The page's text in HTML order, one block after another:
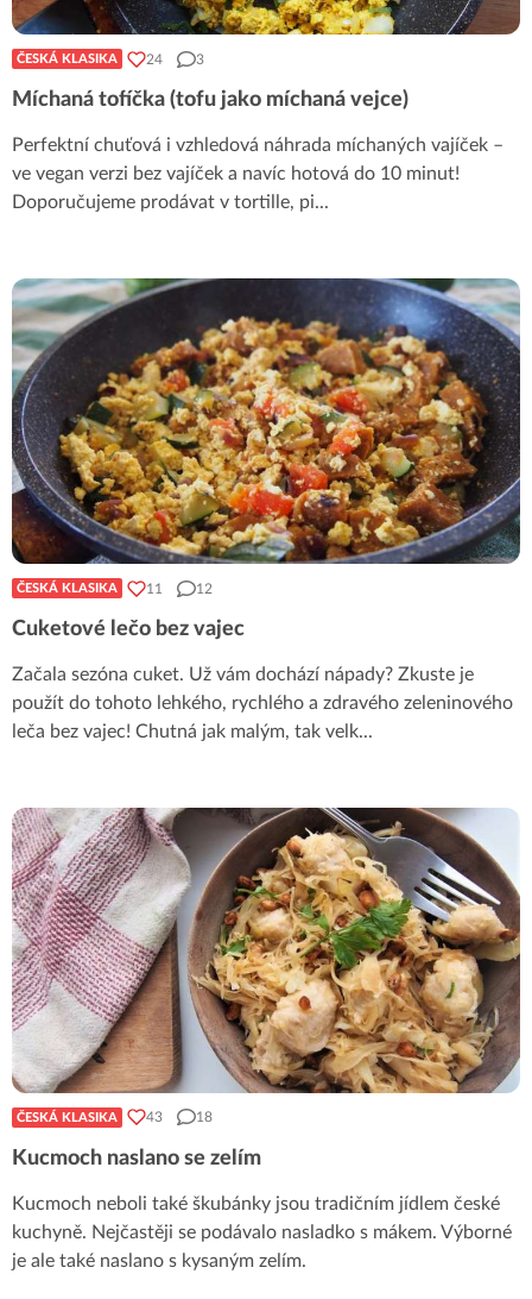
ČESKÁ KLASIKA 24 3
Míchaná tofíčka (tofu jako míchaná vejce)
Perfektní chuťová i vzhledová náhrada míchaných vajíček –
ve vegan verzi bez vajíček a navíc hotová do 10 minut!
Doporučujeme prodávat v tortille, pi...
ČESKÁ KLASIKA 11 12
Cuketové lečo bez vajec
Začala sezóna cuket. Už vám dochází nápady? Zkuste je
použít do tohoto lehkého, rychlého a zdravého zeleninového
leča bez vajec! Chutná jak malým, tak velk...
ČESKÁ KLASIKA 43 18
Kucmoch naslano se zelím
Kucmoch neboli také škubánky jsou tradičním jídlem české
kuchyně. Nejčastěji se podávalo nasladko s mákem. Výborné
je ale také naslano s kysaným zelím.